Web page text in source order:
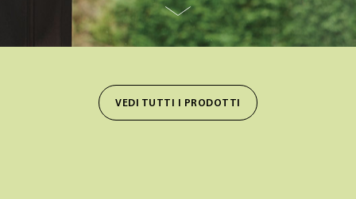
VEDI TUTTI I PRODOTTI